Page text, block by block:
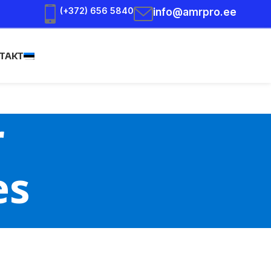
(+372) 656 5840 info@amrpro.ee